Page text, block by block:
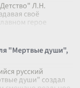
Л.Н.
своё
герое
"Мертвые души",
русский
души" создал